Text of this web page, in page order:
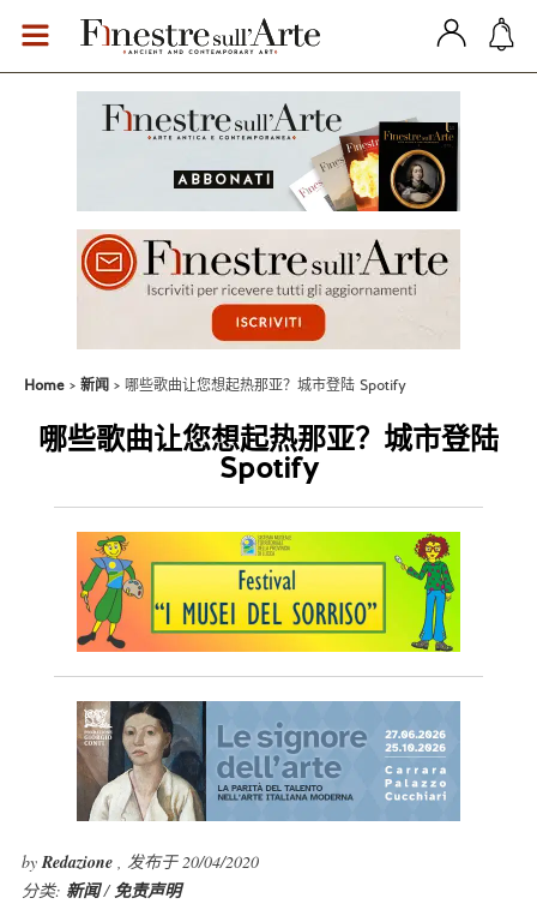
Home 新闻 哪些歌曲让您想起热那亚？城市登陆 Spotify
哪些歌曲让您想起热那亚？城市登陆
Spotify
byRedazione , 发布于 20/04/2020
分类: 新闻/免责声明